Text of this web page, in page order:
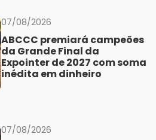
07/08/2026
ABCCC premiará campeões
da Grande Final da
Expointer de 2027 com soma
inédita em dinheiro
07/08/2026